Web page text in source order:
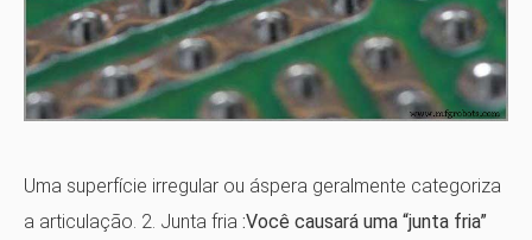
Uma superfície irregular ou áspera geralmente categoriza
a articulação. 2. Junta fria :Você causará uma “junta fria”